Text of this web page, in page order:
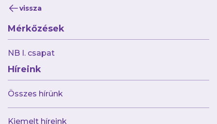
vissza
Mérkőzések
NB I. csapat
Híreink
Összes hírünk
Kiemelt híreink
2024.01.04
Mi vívjuk az új év első NB I-es meccsét